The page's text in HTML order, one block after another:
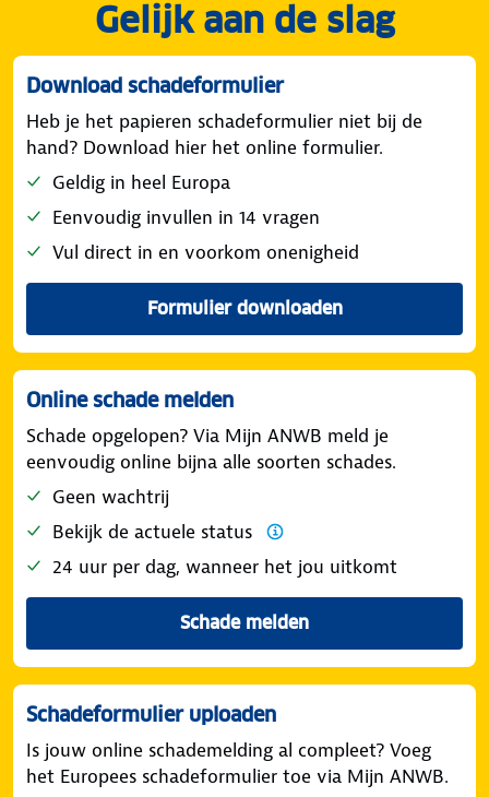
Gelijk aan de slag
Download schadeformulier
Heb je het papieren schadeformulier niet bij de
hand? Download hier het online formulier.
Geldig in heel Europa
Eenvoudig invullen in 14 vragen
Vul direct in en voorkom onenigheid
Formulier downloaden
Online schade melden
Schade opgelopen? Via Mijn ANWB meld je
eenvoudig online bijna alle soorten schades.
Geen wachtrij
Bekijk de actuele status
24 uur per dag, wanneer het jou uitkomt
Schade melden
in Mijn ANWB.
Schadeformulier uploaden
Is jouw online schademelding al compleet? Voeg
het Europees schadeformulier toe via Mijn ANWB.